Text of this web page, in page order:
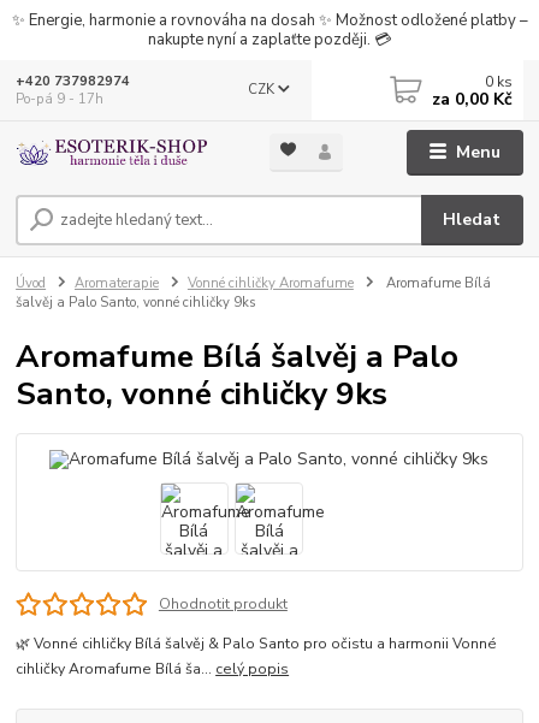
✨ Energie, harmonie a rovnováha na dosah ✨ Možnost odložené platby –
nakupte nyní a zaplaťte později. 💳
Menu
CZK
Hledat
+420 737982974
Po-pá 9 - 17h
0 ks
za 0,00 Kč
Úvod Aromaterapie Vonné cihličky Aromafume
Aromafume Bílá
šalvěj a Palo Santo, vonné cihličky 9ks
Aromafume Bílá šalvěj a Palo
Santo, vonné cihličky 9ks
Ohodnotit produkt
🌿 Vonné cihličky Bílá šalvěj & Palo Santo pro očistu a harmonii Vonné
cihličky Aromafume Bílá ša... celý popis